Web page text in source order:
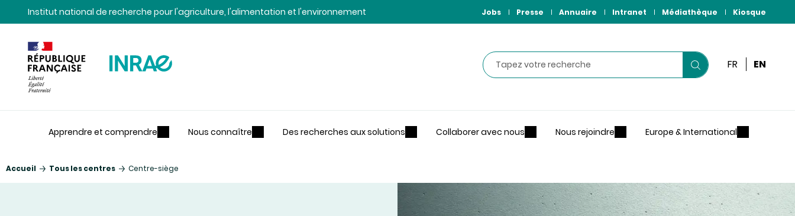
Contenu
Recherche
NavigationInstitut national de recherche pour l'agriculture, l'alimentation et l'environnement Jobs Presse Annuaire Intranet Médiathèque Kiosque
Rechercher
Lancer
FR EN
Apprendre et comprendre Nous connaître Des recherches aux solutions Collaborer avec nous Nous rejoindre Europe & International
Accueil Tous les centres Centre-siège